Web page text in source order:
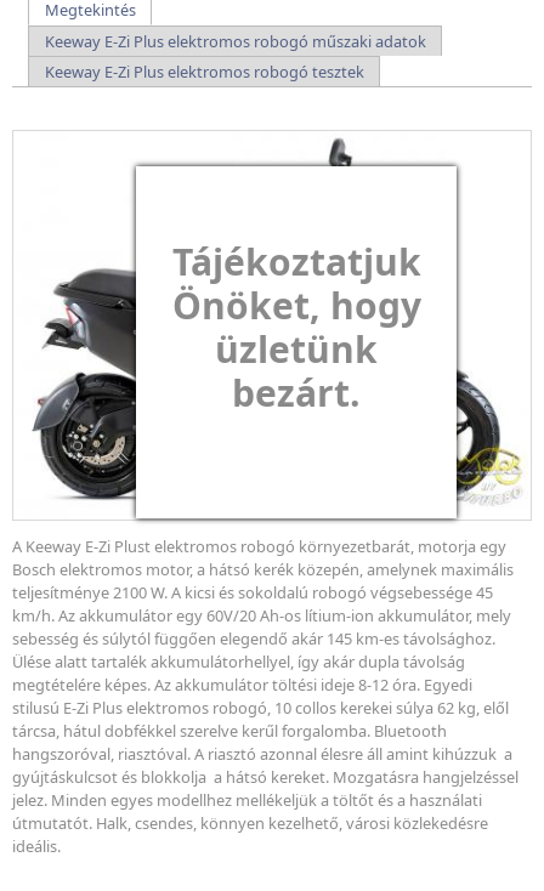
Tájékoztatjuk
Önöket, hogy
üzletünk
bezárt.
Elsődleges fülek
Megtekintés(aktív fül)
Keeway E-Zi Plus elektromos robogó műszaki adatok
Keeway E-Zi Plus elektromos robogó tesztek
A Keeway E-Zi Plust elektromos robogó környezetbarát, motorja egy
Bosch elektromos motor, a hátsó kerék közepén, amelynek maximális
teljesítménye 2100 W. A kicsi és sokoldalú robogó végsebessége 45
km/h. Az akkumulátor egy 60V/20 Ah-os lítium-ion akkumulátor, mely
sebesség és súlytól függően elegendő akár 145 km-es távolsághoz.
Ülése alatt tartalék akkumulátorhellyel, így akár dupla távolság
megtételére képes. Az akkumulátor töltési ideje 8-12 óra. Egyedi
stilusú E-Zi Plus elektromos robogó, 10 collos kerekei súlya 62 kg, elől
tárcsa, hátul dobfékkel szerelve kerűl forgalomba. Bluetooth
hangszoróval, riasztóval. A riasztó azonnal élesre áll amint kihúzzuk a
gyújtáskulcsot és blokkolja a hátsó kereket. Mozgatásra hangjelzéssel
jelez. Minden egyes modellhez mellékeljük a töltőt és a használati
útmutatót. Halk, csendes, könnyen kezelhető, városi közlekedésre
ideális.